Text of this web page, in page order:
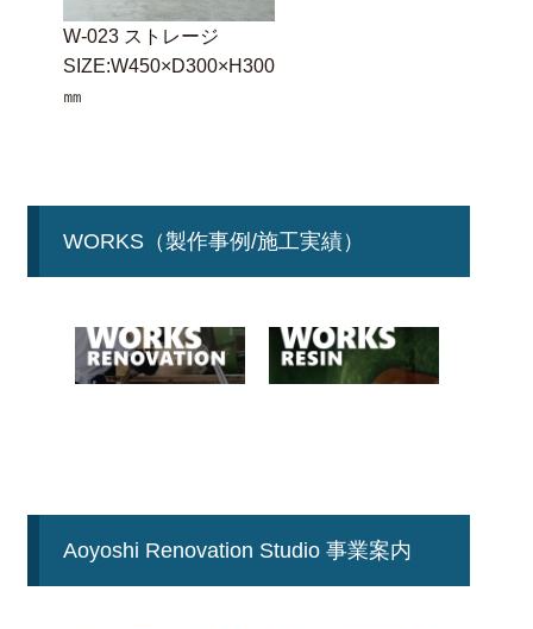
W-023 ストレージ
SIZE:W450×D300×H300
㎜
WORKS（製作事例/施工実績）
Aoyoshi Renovation Studio 事業案内